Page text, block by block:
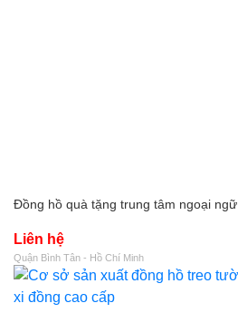
Đồng hồ quà tặng trung tâm ngoại ngữ
Liên hệ
Quận Bình Tân - Hồ Chí Minh